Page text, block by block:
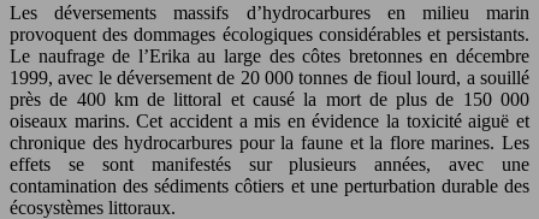
Les déversements massifs d’hydrocarbures en milieu marin
provoquent des dommages écologiques considérables et persistants.
Le naufrage de l’Erika au large des côtes bretonnes en décembre
1999, avec le déversement de 20 000 tonnes de fioul lourd, a souillé
près de 400 km de littoral et causé la mort de plus de 150 000
oiseaux marins. Cet accident a mis en évidence la toxicité aiguë et
chronique des hydrocarbures pour la faune et la flore marines. Les
effets se sont manifestés sur plusieurs années, avec une
contamination des sédiments côtiers et une perturbation durable des
écosystèmes littoraux.